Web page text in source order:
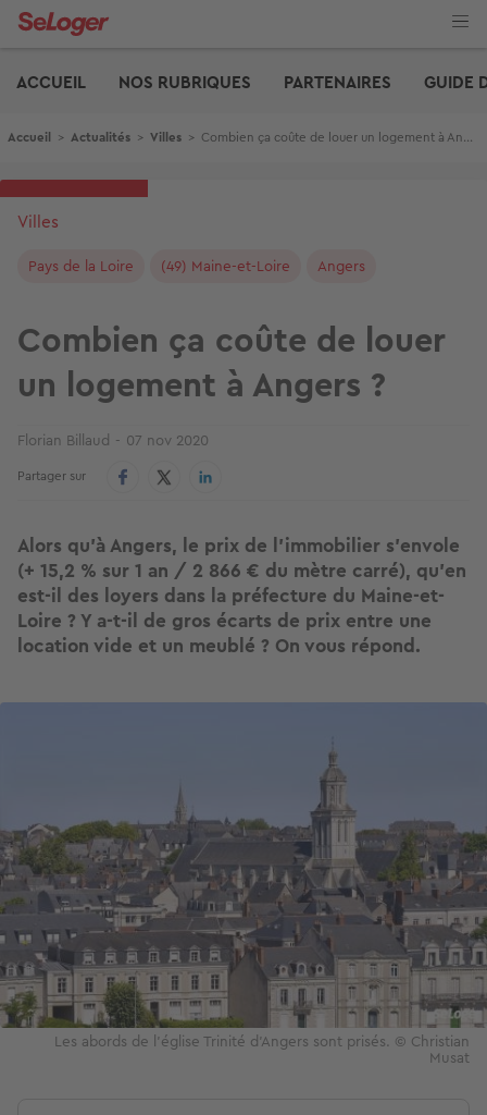
Aller
ACCUEIL
NOS RUBRIQUES PARTENAIRES GUIDE
Fil d'Ariane
Accueil > Actualités > Villes > Combien ça coûte de louer un logement à Angers ?
Villes
Pays de la Loire (49) Maine-et-Loire Angers
Combien ça coûte de louer
un logement à Angers ?
Florian Billaud 07 nov 2020
Partager sur
Alors qu'à Angers, le prix de l'immobilier s'envole
(+ 15,2 % sur 1 an / 2 866 € du mètre carré), qu'en
est-il des loyers dans la préfecture du Maine-et-
Loire ? Y a-t-il de gros écarts de prix entre une
location vide et un meublé ? On vous répond.
Image
Les abords de l'église Trinité d'Angers sont prisés. © Christian
Musat